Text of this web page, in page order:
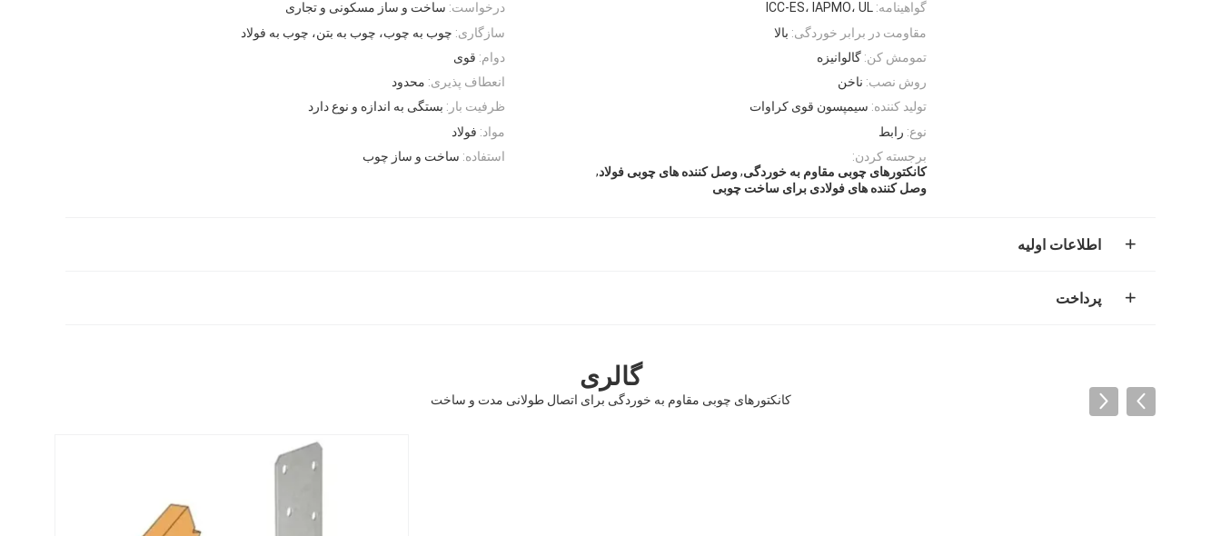
درخواست: ساخت و ساز مسکونی و تجاری گواهینامه: ICC-ES، IAPMO، UL
سازگاری: چوب به چوب، چوب به بتن، چوب به فولاد مقاومت در برابر خوردگی: بالا
دوام: قوی تمومش کن: گالوانیزه
انعطاف پذیری: محدود روش نصب: ناخن
ظرفیت بار: بستگی به اندازه و نوع دارد تولید کننده: سیمپسون قوی کراوات
مواد: فولاد نوع: رابط
استفاده: ساخت و ساز چوب
برجسته کردن:
کانکتورهای چوبی مقاوم به خوردگی,وصل کننده های چوبی فولاد,
وصل کننده های فولادی برای ساخت چوبی
اطلاعات اولیه
پرداخت
گالری
کانکتورهای چوبی مقاوم به خوردگی برای اتصال طولانی مدت و ساخت